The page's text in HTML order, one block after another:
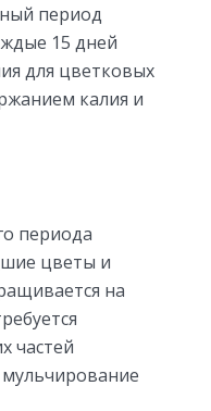
период
15 дней
для цветковых
калия и
периода
цветы и
на
частей